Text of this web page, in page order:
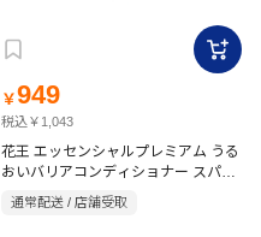
￥949
税込￥1,043
花王 エッセンシャルプレミアム うる
おいバリアコンディショナー スパー
クルモイスト 詰替用 330ml
通常配送 / 店舗受取